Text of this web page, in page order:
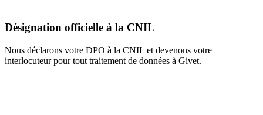
Désignation officielle à la CNIL
Nous déclarons votre DPO à la CNIL et devenons votre
interlocuteur pour tout traitement de données à Givet.